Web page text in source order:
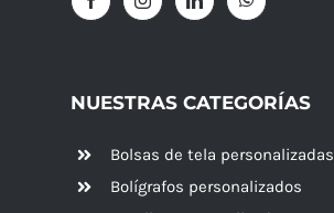
NUESTRAS CATEGORÍAS
Bolsas de tela personalizadas
Bolígrafos personalizados